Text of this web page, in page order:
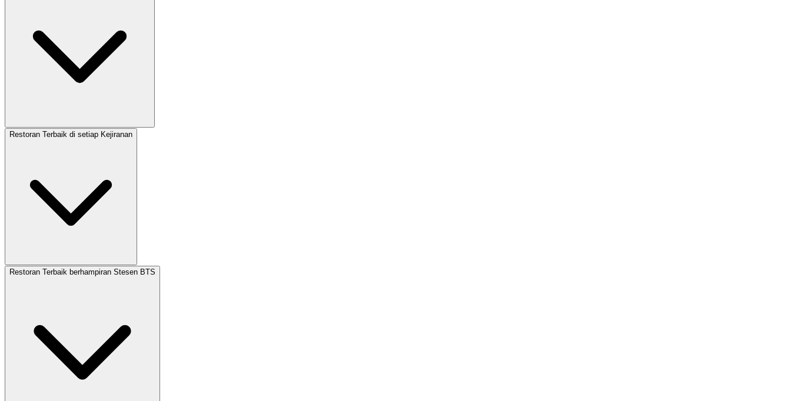
Restoran Terbaik di setiap Kejiranan
Restoran Terbaik berhampiran Stesen BTS